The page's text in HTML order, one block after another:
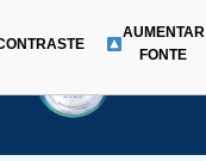
AUMENTAR
FONTE